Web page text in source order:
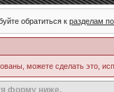
обратиться кразделам
можете сделать это,
форму ниже.